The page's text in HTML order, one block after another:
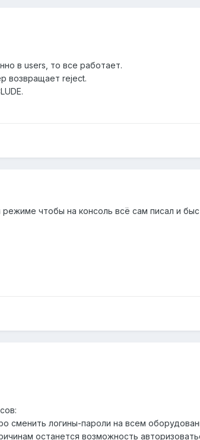
в users, то все работает.
возвращает reject.
чтобы на консоль всё сам писал и
сменить логины-пароли на всем
останется возможность